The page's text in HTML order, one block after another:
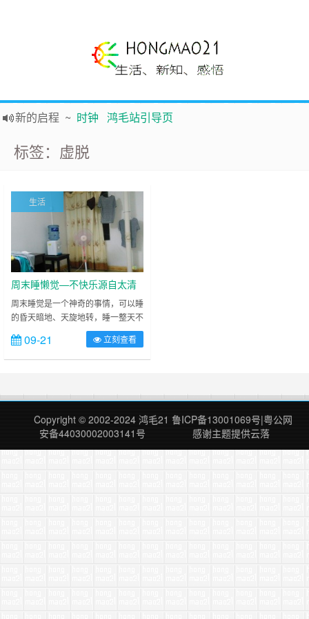
新的启程 ~ 时钟 鸿毛站引导页
践行自由、开放、互
标签：虚脱
生活
周末睡懒觉—不快乐源自太清
醒的时候
周末睡觉是一个神奇的事情，可以睡
的昏天暗地、天旋地转，睡一整天不
不用下床。 早上6:00自然醒来，天
色依然暗淡，我今天不用加班！ 睡
到10:00醒来是非常痛苦的，头脑清
昏睡去。 下午2:00醒来，应该说是
从白日梦中惊醒，浑身虚脱，脑袋里
面还没从刚才疲劳的梦境里醒来，分
不清感觉梦里梦外，一切都是如……
09-21 立刻查看
Copyright © 2002-2024 鸿毛21 鲁ICP备13001069号|粤公网
安备44030002003141号
感谢主题提供云落